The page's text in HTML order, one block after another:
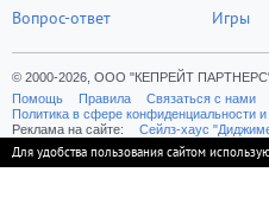
Вопрос-ответ
Игры
© 2000-2026, ООО "КЕПРЕЙТ
Помощь
Правила Связаться с нами
Политика в сфере конфиденциальности
Реклама на сайте:
Cейлз-хаус
Для удобства пользования сайтом